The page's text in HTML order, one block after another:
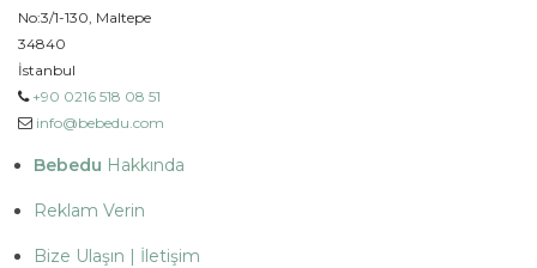
No:3/1-130, Maltepe
34840
İstanbul
+90 0216 518 08 51
info@bebedu.com
Bebedu Hakkında
Reklam Verin
Bize Ulaşın | İletişim